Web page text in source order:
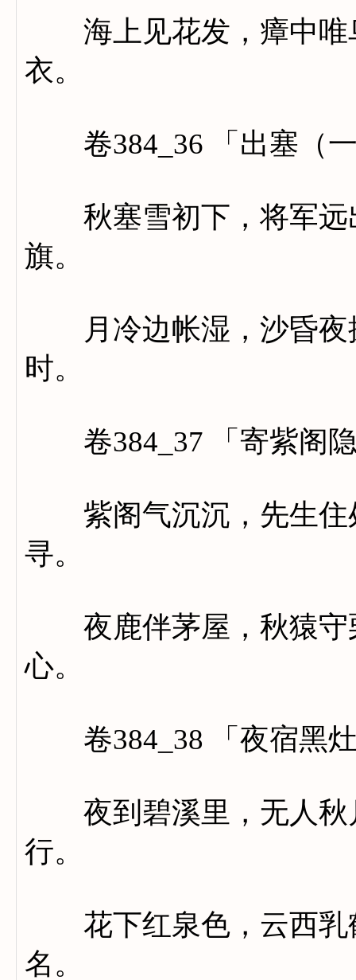
海上见花发，瘴中唯
衣。
卷384_36 「出塞（一
秋塞雪初下，将军远
旗。
月冷边帐湿，沙昏夜
时。
卷384_37 「寄紫阁
紫阁气沉沉，先生住
寻。
夜鹿伴茅屋，秋猿守
心。
卷384_38 「夜宿黑
夜到碧溪里，无人秋
行。
花下红泉色，云西乳
名。